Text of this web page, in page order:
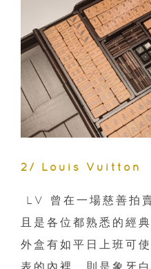
2/ Louis Vuitton
LV 曾在一場慈善拍
且是各位都熟悉的經
外盒有如平日上班可
表的內裡，則是象牙